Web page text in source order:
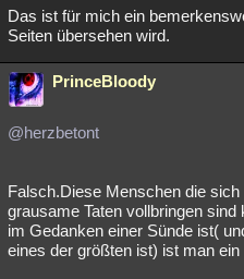
Das ist für mich ein
Seiten übersehen wird.
PrinceBloody
@herzbetont
Falsch.Diese Menschen die
grausame Taten vollbringen
im Gedanken einer Sünde ist(
eines der größten ist) ist man ein